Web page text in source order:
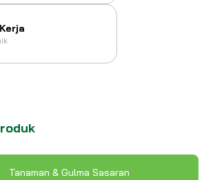
Tanaman & Gulma Sasaran